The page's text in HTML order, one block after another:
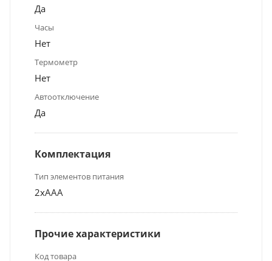
Да
Часы
Нет
Термометр
Нет
Автоотключение
Да
Комплектация
Тип элементов питания
2хААА
Прочие характеристики
Код товара